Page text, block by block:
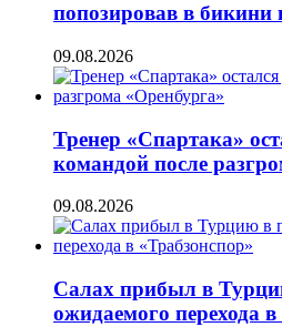
попозировав в бикини
09.08.2026
Тренер «Спартака»
командой после
09.08.2026
Салах прибыл в
ожидаемого перехода